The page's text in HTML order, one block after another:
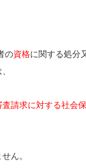
の資格に関する処分
査請求に対する社会
ん。